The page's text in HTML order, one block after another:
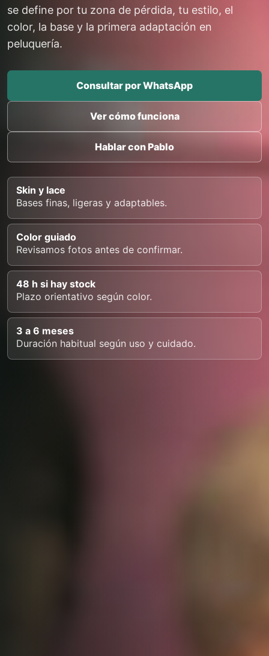
se define por tu zona de pérdida, tu estilo, el
color, la base y la primera adaptación en
peluquería.
Consultar por WhatsApp
Ver cómo funciona
Hablar con Pablo
Skin y lace
Bases finas, ligeras y adaptables.
Color guiado
Revisamos fotos antes de confirmar.
48 h si hay stock
Plazo orientativo según color.
3 a 6 meses
Duración habitual según uso y cuidado.